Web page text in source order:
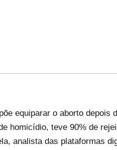
equiparar o aborto depois
homicídio, teve 90% de
analista das plataformas